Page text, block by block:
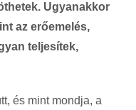
Ugyanakkor
az erőemelés,
teljesítek,
és mint mondja, a